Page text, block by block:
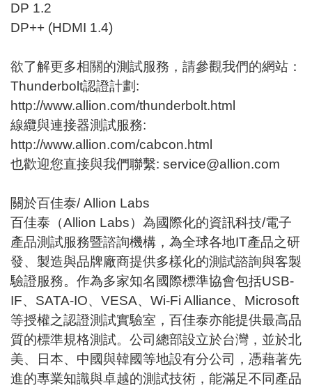
DP 1.2
DP++ (HDMI 1.4)
欲了解更多相關的測試服務，請參觀我們的網站：
Thunderbolt認證計劃:
http://www.allion.com/thunderbolt.html
線纜與連接器測試服務:
http://www.allion.com/cabcon.html
也歡迎您直接與我們聯繫: service@allion.com
關於百佳泰/ Allion Labs
百佳泰（Allion Labs）為國際化的資訊科技/電子
產品測試服務暨諮詢機構，為全球各地IT產品之研
發、製造與品牌廠商提供多樣化的測試諮詢與客製
驗證服務。作為多家知名國際標準協會包括USB-
IF、SATA-IO、VESA、Wi-Fi Alliance、Microsoft
等授權之認證測試實驗室，百佳泰亦能提供最高品
質的標準規格測試。公司總部設立於台灣，並於北
美、日本、中國與韓國等地設有分公司，憑藉著先
進的專業知識與卓越的測試技術，能滿足不同產品